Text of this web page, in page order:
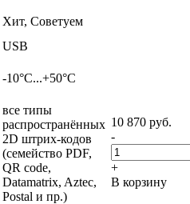
Хит, Советуем
USB
-10°С...+50°C
все типы
распространённых
2D штрих-кодов
(семейство PDF,
QR code,
Datamatrix, Aztec,
Postal и пр.)
10 870 руб.
-
+
В корзину